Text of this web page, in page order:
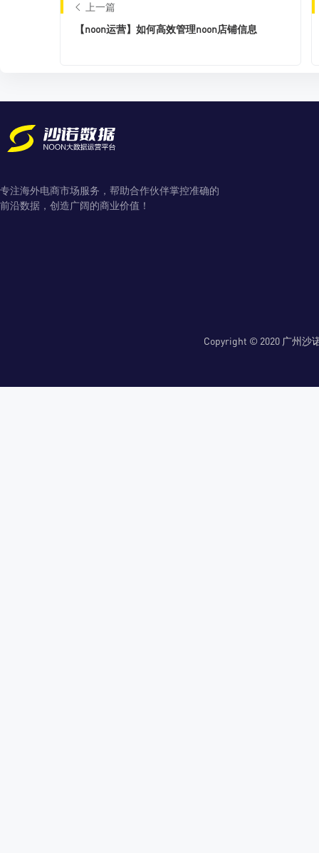
上一篇
【noon运营】如何高效管理noon店铺信息
专注海外电商市场服务，帮助合作伙伴掌控准确的
前沿数据，创造广阔的商业价值！
Copyright © 2020 广州沙